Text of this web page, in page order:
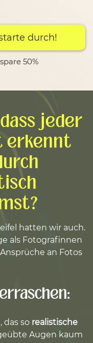
durch!
50%
jeder
erkennt
hatten wir auch.
als Fotografinnen
an Fotos
das so realistische
Augen kaum